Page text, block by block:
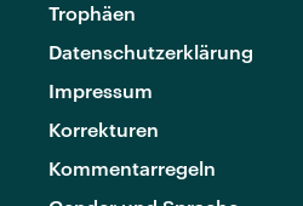
Trophäen
Datenschutzerklärung
Impressum
Korrekturen
Kommentarregeln